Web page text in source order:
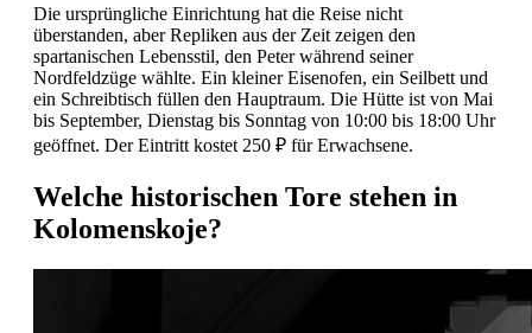
Die ursprüngliche Einrichtung hat die Reise nicht
überstanden, aber Repliken aus der Zeit zeigen den
spartanischen Lebensstil, den Peter während seiner
Nordfeldzüge wählte. Ein kleiner Eisenofen, ein Seilbett und
ein Schreibtisch füllen den Hauptraum. Die Hütte ist von Mai
bis September, Dienstag bis Sonntag von 10:00 bis 18:00 Uhr
geöffnet. Der Eintritt kostet 250 ₽ für Erwachsene.
Welche historischen Tore stehen in
Kolomenskoje?